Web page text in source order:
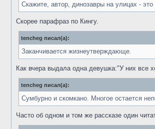
Скажите, автор, динозавры на улицах -
Скорее парафраз по Кингу.
tencheg писал(а):
Заканчивается жизнеутверждающе.
Как вчера выдала одна девушка:"У них все
tencheg писал(а):
Сумбурно и скомкано. Многое остается
Часто об одном и том же рассказе один